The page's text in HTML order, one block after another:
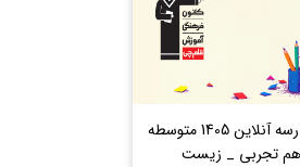
کلاس های مدرسه آنلاین 1405 متوسطه
تجربی _ زیست